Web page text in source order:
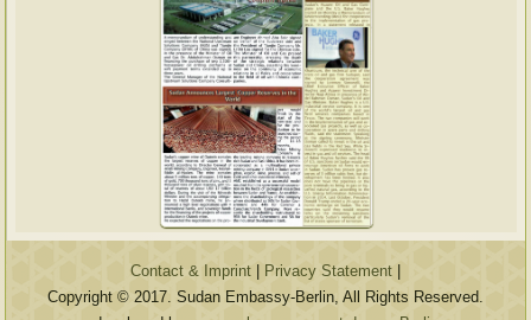
Contact & Imprint Privacy Statement
Copyright © 2017. Sudan Embassy-Berlin, All Rights Reserved.